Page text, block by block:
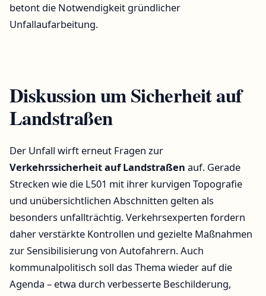
betont die Notwendigkeit gründlicher
Unfallaufarbeitung.
Diskussion um Sicherheit auf
Landstraßen
Der Unfall wirft erneut Fragen zur
Verkehrssicherheit auf Landstraßen auf. Gerade
Strecken wie die L501 mit ihrer kurvigen Topografie
und unübersichtlichen Abschnitten gelten als
besonders unfallträchtig. Verkehrsexperten fordern
daher verstärkte Kontrollen und gezielte Maßnahmen
zur Sensibilisierung von Autofahrern. Auch
kommunalpolitisch soll das Thema wieder auf die
Agenda – etwa durch verbesserte Beschilderung,